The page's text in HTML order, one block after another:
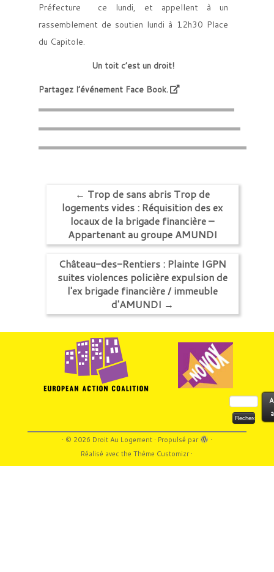
Préfecture ce lundi, et appellent à un
rassemblement de soutien lundi à 12h30 Place
du Capitole.
Un toit c’est un droit!
Partagez l’événement Face Book.
← Trop de sans abris Trop de
logements vides : Réquisition des ex
locaux de la brigade financière –
Appartenant au groupe AMUNDI
Château-des-Rentiers : Plainte IGPN
suites violences policière expulsion de
l'ex brigade financière / immeuble
d'AMUNDI →
Rechercher :
· © 2026 Droit Au Logement· Propulsé par
·
Réalisé avec theThème Customizr·